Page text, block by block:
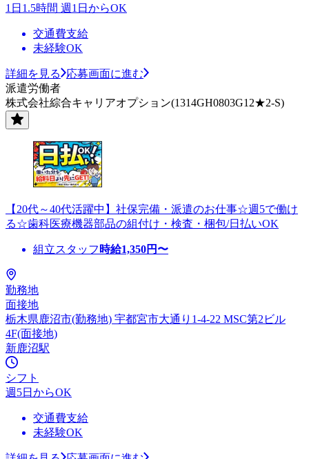
1日1.5時間 週1日からOK
交通費支給
未経験OK
詳細を見る
応募画面に進む
派遣労働者
株式会社綜合キャリアオプション(1314GH0803G12★2-S)
【20代～40代活躍中】社保完備・派遣のお仕事☆週5で働け
る☆歯科医療機器部品の組付け・検査・梱包/日払いOK
組立スタッフ 時給1,350円〜
勤務地
面接地
栃木県鹿沼市(勤務地) 宇都宮市大通り1-4-22 MSC第2ビル
4F(面接地)
新鹿沼駅
シフト
週5日からOK
交通費支給
未経験OK